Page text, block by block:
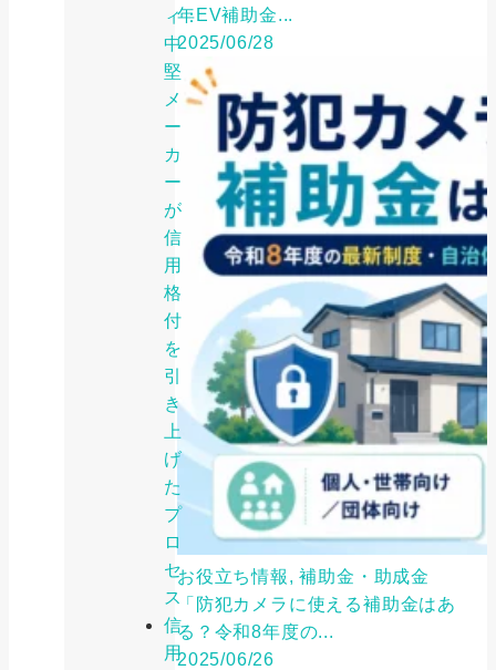
ィ：
中
堅
メ
ー
カ
ー
が
信
用
格
付
を
引
き
上
げ
た
プ
ロ
セ
ス
信
用
年EV補助金...
2025/06/28
お役立ち情報, 補助金・助成金
「防犯カメラに使える補助金はあ
る？令和8年度の...
2025/06/26